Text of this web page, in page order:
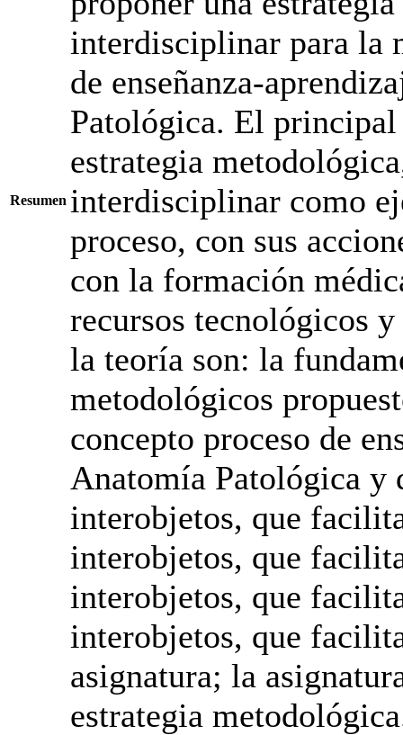
Resumen
interdisciplinar para la
de enseñanza-
Patológica. El
estrategia
interdisciplinar como
proceso, con sus
con la formación
recursos tecnológicos
la teoría son: la
metodológicos
concepto proceso de
Anatomía Patológica y
interobjetos, que
interobjetos, que
interobjetos, que
interobjetos, que
asignatura; la
estrategia